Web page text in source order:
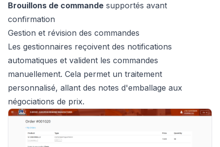
Brouillons de commande supportés avant
confirmation
Gestion et révision des commandes
Les gestionnaires reçoivent des notifications
automatiques et valident les commandes
manuellement. Cela permet un traitement
personnalisé, allant des notes d'emballage aux
négociations de prix.